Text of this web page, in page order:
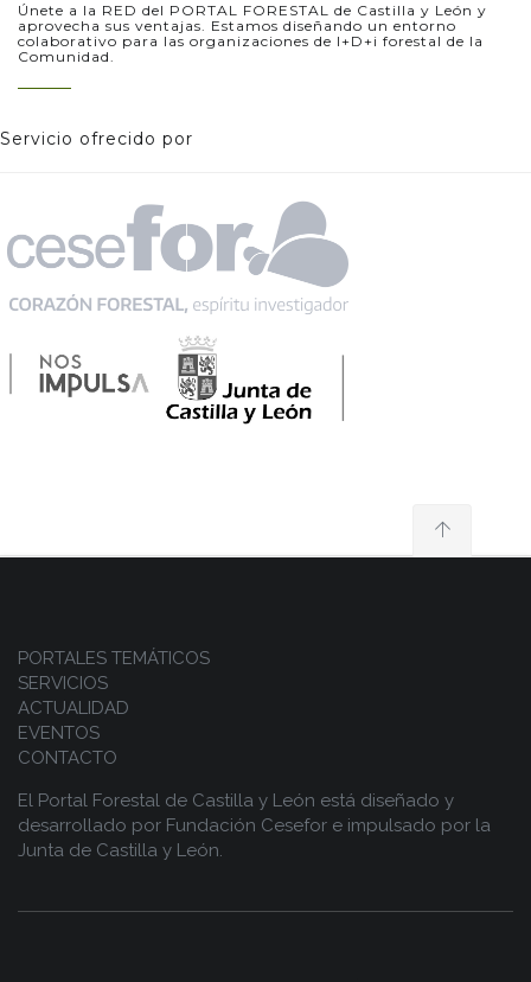
Únete a la RED del PORTAL FORESTAL de Castilla y León y
aprovecha sus ventajas. Estamos diseñando un entorno
colaborativo para las organizaciones de I+D+i forestal de la
Comunidad.
Servicio ofrecido por
PORTALES TEMÁTICOS
SERVICIOS
ACTUALIDAD
EVENTOS
CONTACTO
El Portal Forestal de Castilla y León está diseñado y
desarrollado por Fundación Cesefor e impulsado por la
Junta de Castilla y León.